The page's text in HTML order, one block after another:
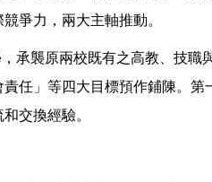
爭力，兩大主軸推動。
承襲原兩校既有之高教、技
任」等四大目標預作鋪陳。
交換經驗。